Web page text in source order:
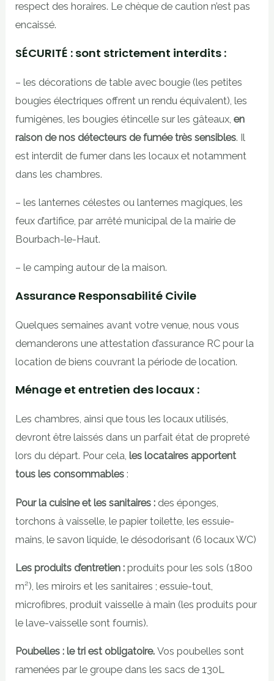
respect des horaires. Le chèque de caution n’est pas
encaissé.
SÉCURITÉ : sont strictement interdits :
– les décorations de table avec bougie (les petites
bougies électriques offrent un rendu équivalent), les
fumigènes, les bougies étincelle sur les gâteaux,en
raison de nos détecteurs de fumée très sensibles. Il
est interdit de fumer dans les locaux et notamment
dans les chambres.
– les lanternes célestes ou lanternes magiques, les
feux d’artifice, par arrêté municipal de la mairie de
Bourbach-le-Haut.
– le camping autour de la maison.
Assurance Responsabilité Civile
Quelques semaines avant votre venue, nous vous
demanderons une attestation d’assurance RC pour la
location de biens couvrant la période de location.
Ménage et entretien des locaux :
Les chambres, ainsi que tous les locaux utilisés,
devront être laissés dans un parfait état de propreté
lors du départ. Pour cela,les locataires apportent
tous les consommables :
Pour la cuisine et les sanitaires :des éponges,
torchons à vaisselle, le papier toilette, les essuie-
mains, le savon liquide, le désodorisant (6 locaux WC)
Les produits d’entretien :produits pour les sols (1800
m²), les miroirs et les sanitaires ; essuie-tout,
microfibres, produit vaisselle à main (les produits pour
le lave-vaisselle sont fournis).
Poubelles : le tri est obligatoire.Vos poubelles sont
ramenées par le groupe dans les sacs de 130L